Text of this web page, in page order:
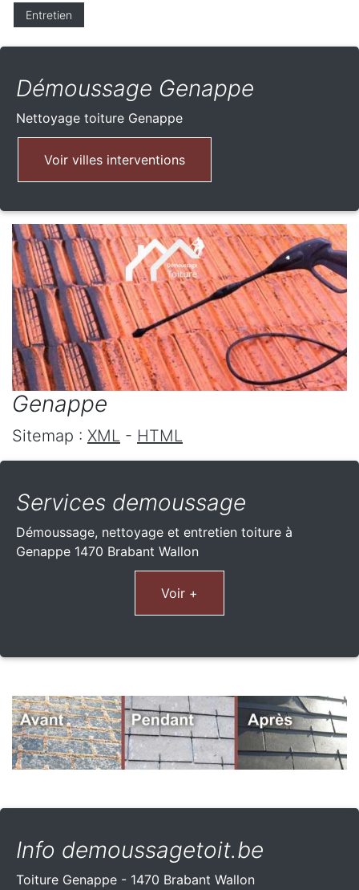
Entretien
Démoussage Genappe
Nettoyage toiture Genappe
Voir villes interventions
Genappe
Sitemap : XML - HTML
Services demoussage
Démoussage, nettoyage et entretien toiture à
Genappe 1470 Brabant Wallon
Voir +
Info demoussagetoit.be
Toiture Genappe - 1470 Brabant Wallon